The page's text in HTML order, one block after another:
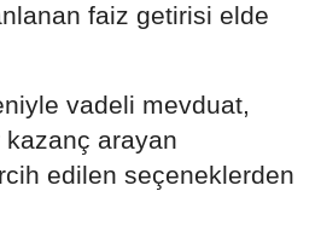
faiz getirisi elde
vadeli mevduat,
arayan
edilen seçeneklerden